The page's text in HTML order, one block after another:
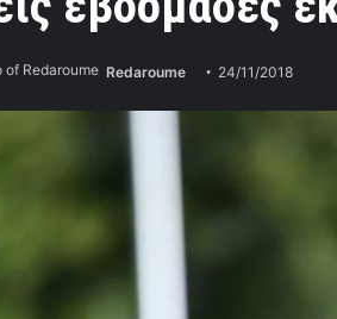
Redaroume 24/11/2018